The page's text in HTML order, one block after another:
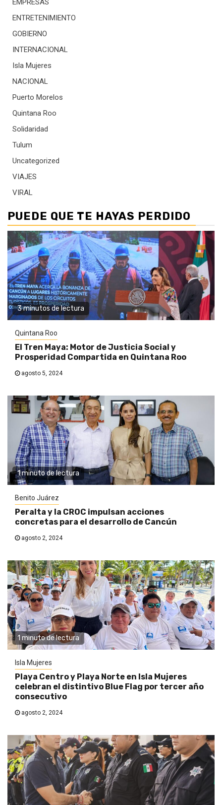
EMPRESAS
ENTRETENIMIENTO
GOBIERNO
INTERNACIONAL
Isla Mujeres
NACIONAL
Puerto Morelos
Quintana Roo
Solidaridad
Tulum
Uncategorized
VIAJES
VIRAL
PUEDE QUE TE HAYAS PERDIDO
3 minutos de lectura
Quintana Roo
El Tren Maya: Motor de Justicia Social y
Prosperidad Compartida en Quintana Roo
agosto 5, 2024
1 minuto de lectura
Benito Juárez
Peralta y la CROC impulsan acciones
concretas para el desarrollo de Cancún
agosto 2, 2024
1 minuto de lectura
Isla Mujeres
Playa Centro y Playa Norte en Isla Mujeres
celebran el distintivo Blue Flag por tercer año
consecutivo
agosto 2, 2024